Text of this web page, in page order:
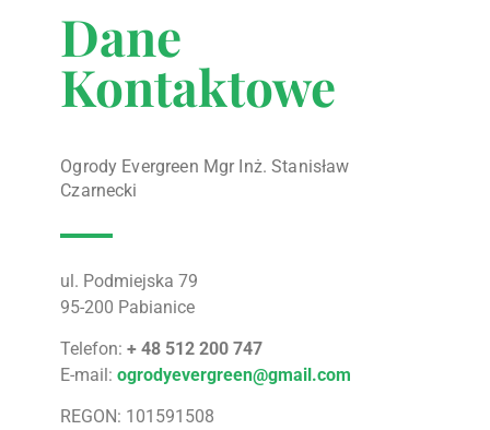
Dane
Kontaktowe
Ogrody Evergreen Mgr Inż. Stanisław
Czarnecki
ul. Podmiejska 79
95-200 Pabianice
Telefon:+ 48 512 200 747
E-mail:ogrodyevergreen@gmail.com
REGON: 101591508